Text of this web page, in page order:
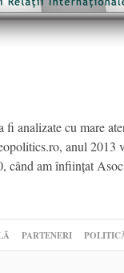
fi analizate cu mare
anul 2013
când am înființat
PARTENERI